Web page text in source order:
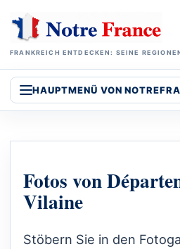
FRANKREICH ENTDECKEN: SEINE
HAUPTMENÜ VON
Fotos von
Vilaine
Stöbern Sie in den